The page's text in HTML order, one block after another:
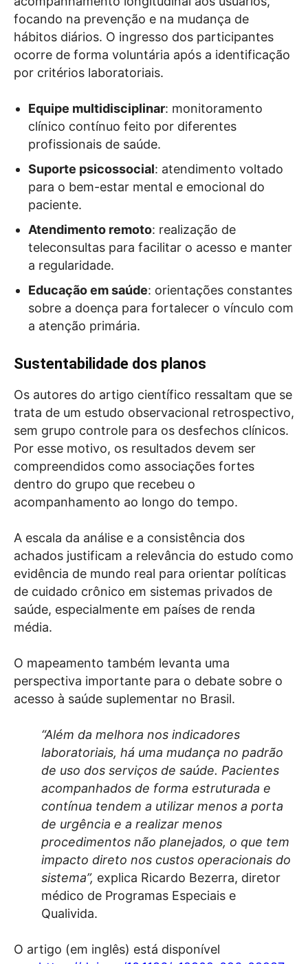
focando na prevenção e na mudança de
hábitos diários. O ingresso dos participantes
ocorre de forma voluntária após a identificação
por critérios laboratoriais.
Equipe multidisciplinar: monitoramento
clínico contínuo feito por diferentes
profissionais de saúde.
Suporte psicossocial: atendimento voltado
para o bem-estar mental e emocional do
paciente.
Atendimento remoto: realização de
teleconsultas para facilitar o acesso e manter
a regularidade.
Educação em saúde: orientações constantes
sobre a doença para fortalecer o vínculo com
a atenção primária.
Sustentabilidade dos planos
Os autores do artigo científico ressaltam que se
trata de um estudo observacional retrospectivo,
sem grupo controle para os desfechos clínicos.
Por esse motivo, os resultados devem ser
compreendidos como associações fortes
dentro do grupo que recebeu o
acompanhamento ao longo do tempo.
A escala da análise e a consistência dos
achados justificam a relevância do estudo como
evidência de mundo real para orientar políticas
de cuidado crônico em sistemas privados de
saúde, especialmente em países de renda
média.
O mapeamento também levanta uma
perspectiva importante para o debate sobre o
acesso à saúde suplementar no Brasil.
“Além da melhora nos indicadores
laboratoriais, há uma mudança no padrão
de uso dos serviços de saúde. Pacientes
acompanhados de forma estruturada e
contínua tendem a utilizar menos a porta
de urgência e a realizar menos
procedimentos não planejados, o que tem
impacto direto nos custos operacionais do
sistema”, explica Ricardo Bezerra, diretor
médico de Programas Especiais e
Qualivida.
O artigo (em inglês) está disponível